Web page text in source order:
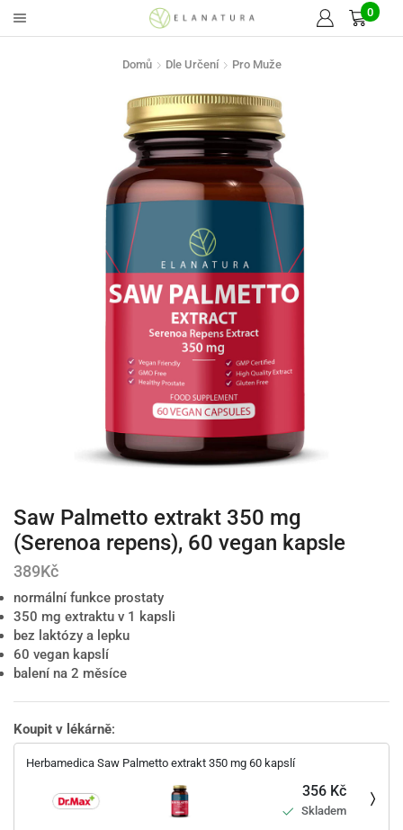
0
Domů Dle Určení Pro Muže
Saw Palmetto extrakt 350 mg
(Serenoa repens), 60 vegan kapsle
389Kč
normální funkce prostaty
350 mg extraktu v 1 kapsli
bez laktózy a lepku
60 vegan kapslí
balení na 2 měsíce
Koupit v lékárně:
Herbamedica Saw Palmetto extrakt 350 mg 60 kapslí
356 Kč
Skladem